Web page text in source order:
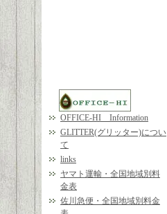
OFFICE-HI Information
GLITTER(グリッター)につい
て
links
ヤマト運輸・全国地域別料
金表
佐川急便・全国地域別料金